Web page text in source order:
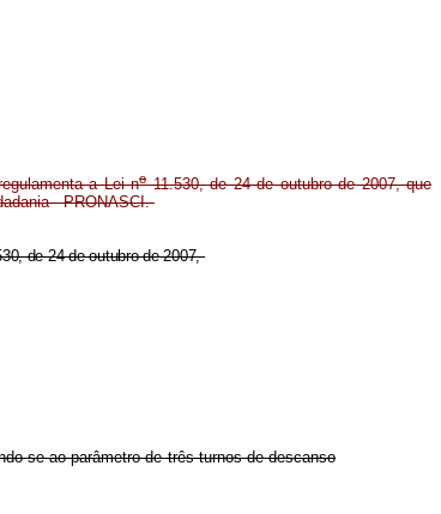
a Lei no11.530, de 24 de outubro de 2007, que
- PRONASCI.
de 24 de outubro de 2007,
se ao parâmetro de três turnos de descanso